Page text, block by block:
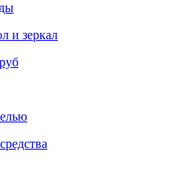
и зеркал